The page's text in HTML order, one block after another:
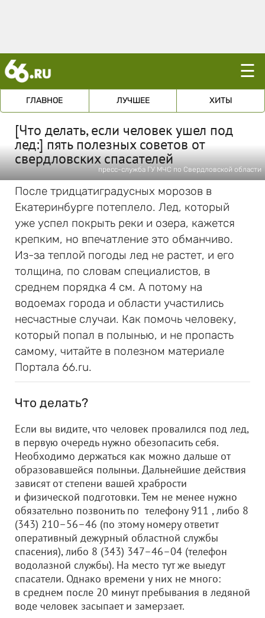
☰
ГЛАВНОЕ ЛУЧШЕЕ ХИТЫ
[Что делать, если человек ушел под
лед:] пять полезных советов от
свердловских спасателей
пресс-служба ГУ МЧС по Свердловской области
После тридцатиградусных морозов в
Екатеринбурге потеплело. Лед, который
уже успел покрыть реки и озера, кажется
крепким, но впечатление это обманчиво.
Из-за теплой погоды лед не растет, и его
толщина, по словам специалистов, в
среднем порядка 4 см. А потому на
водоемах города и области участились
несчастные случаи. Как помочь человеку,
который попал в полынью, и не пропасть
самому, читайте в полезном материале
Портала 66.ru.
Что делать?
Если вы видите, что человек провалился под лед,
в первую очередь нужно обезопасить себя.
Необходимо держаться как можно дальше от
образовавшейся полыньи. Дальнейшие действия
зависят от степени вашей храбрости
и физической подготовки. Тем не менее нужно
обязательно позвонить по телефону 911 , либо 8
(343) 210–56–46 (по этому номеру ответит
оперативный дежурный областной службы
спасения), либо 8 (343) 347–46–04 (телефон
водолазной службы). На место тут же выедут
спасатели. Однако времени у них не много:
в среднем после 20 минут пребывания в ледяной
воде человек засыпает и замерзает.